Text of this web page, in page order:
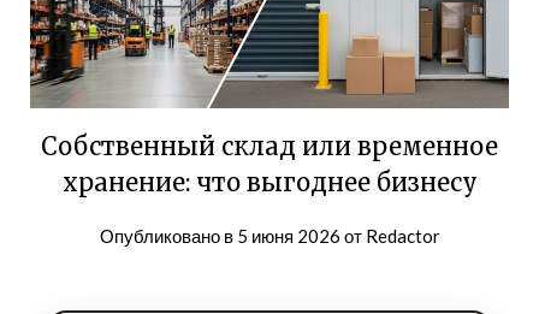
Собственный склад или временное
хранение: что выгоднее бизнесу
Опубликовано в 5 июня 2026 от Redactor